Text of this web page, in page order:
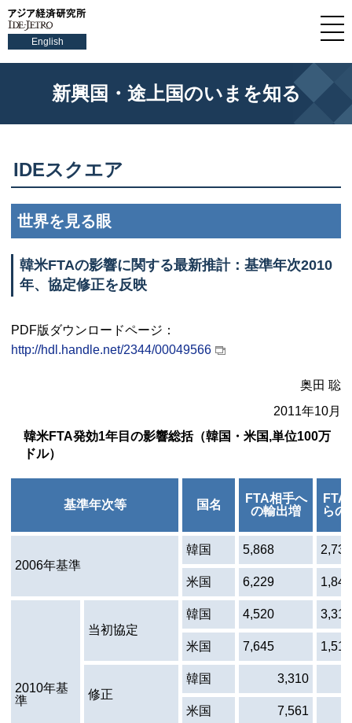
English
新興国・途上国のいまを知る
IDEスクエア
世界を見る眼
韓米FTAの影響に関する最新推計：基準年次2010
年、協定修正を反映
PDF版ダウンロードページ：
http://hdl.handle.net/2344/00049566
奥田 聡
2011年10月
韓米FTA発効1年目の影響総括（韓国・米国,単位100万
ドル）
基準年次等 国名 FTA相手へ
の輸出増
FTA
らの
2006年基準
韓国 5,868 2,737
米国 6,229 1,845
2010年基
準
当初協定
韓国 4,520 3,319
米国 7,645 1,517
修正
韓国 3,310
米国 7,561